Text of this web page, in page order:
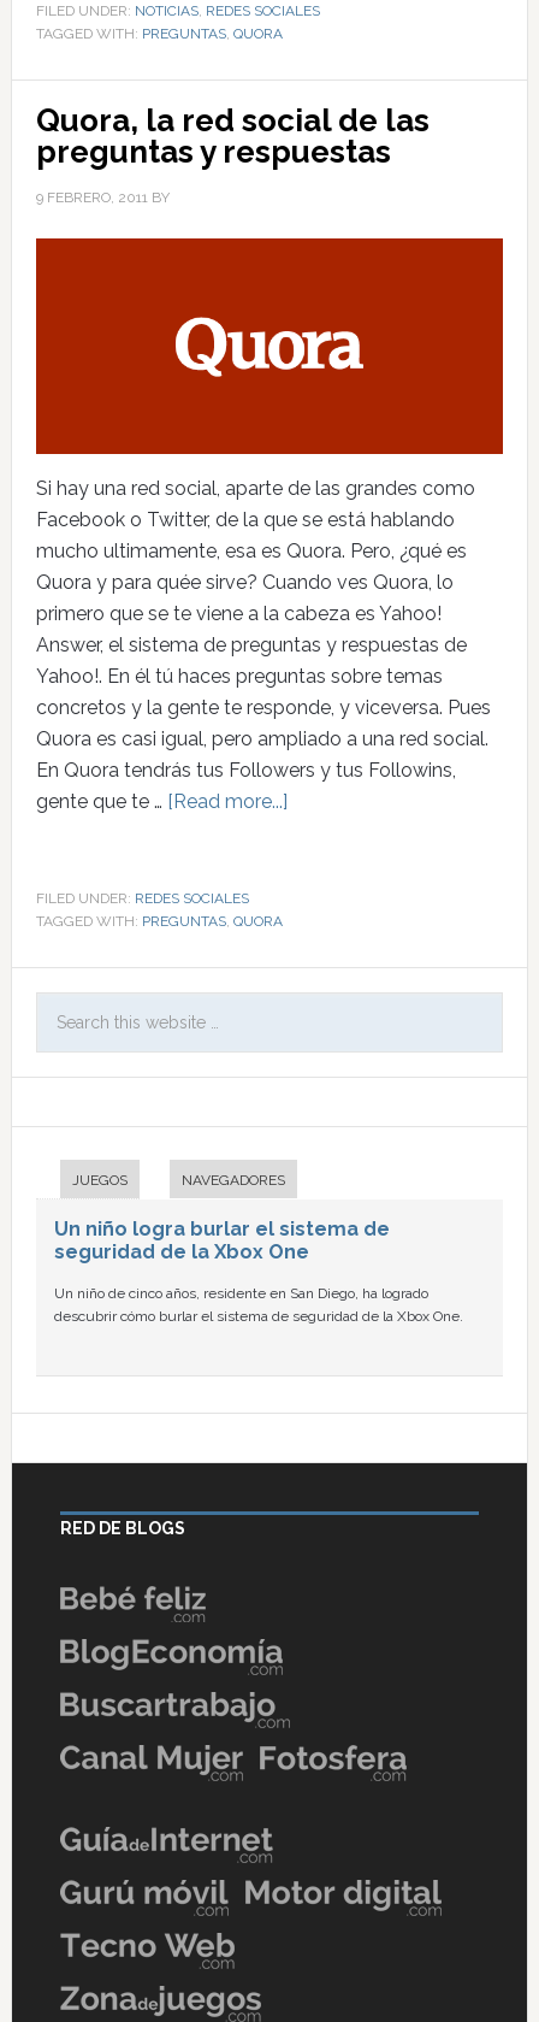
FILED UNDER: NOTICIAS, REDES SOCIALES
TAGGED WITH: PREGUNTAS, QUORA
Quora, la red social de las
preguntas y respuestas
9 FEBRERO, 2011BY
Si hay una red social, aparte de las grandes como
Facebook o Twitter, de la que se está hablando
mucho ultimamente, esa es Quora. Pero, ¿qué es
Quora y para quée sirve? Cuando ves Quora, lo
primero que se te viene a la cabeza es Yahoo!
Answer, el sistema de preguntas y respuestas de
Yahoo!. En él tú haces preguntas sobre temas
concretos y la gente te responde, y viceversa. Pues
Quora es casi igual, pero ampliado a una red social.
En Quora tendrás tus Followers y tus Followins,
gente que te … [Read more...]
FILED UNDER: REDES SOCIALES
TAGGED WITH: PREGUNTAS, QUORA
JUEGOS NAVEGADORES
Un niño logra burlar el sistema de
seguridad de la Xbox One
Un niño de cinco años, residente en San Diego, ha logrado
descubrir cómo burlar el sistema de seguridad de la Xbox One.
RED DE BLOGS